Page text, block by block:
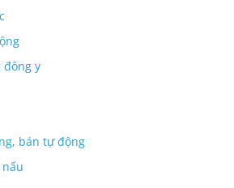
đông y
bán tự động